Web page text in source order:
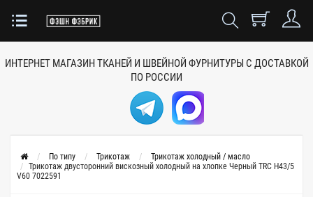
ИНТЕРНЕТ МАГАЗИН ТКАНЕЙ И ШВЕЙНОЙ ФУРНИТУРЫ С ДОСТАВКОЙ
ПО РОССИИ
По типу Трикотаж
Трикотаж холодный / масло
Трикотаж двусторонний вискозный холодный на хлопке Черный TRC H43/5
V60 7022591